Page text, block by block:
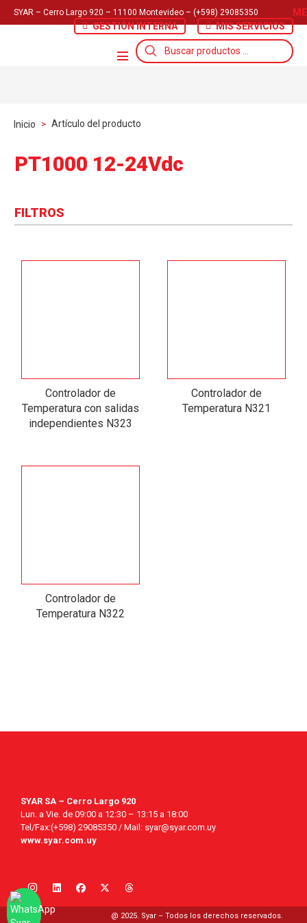
SYAR – Cerro Largo 920 – 11100 Montevideo – (+598) 29085350
GESTIÓN INTERNA
MIS SERVICIOS
Búsqueda
de
productos
Inicio > Artículo del producto
PT1000 12-24Vdc
FILTROS
Controlador de
Temperatura con salidas
independientes N323
Controlador de
Temperatura N321
Controlador de
Temperatura N322
SYAR SA – Cerro Largo 920
Lun. a Vie. de 09:00 a 12:30 – 13:15 a 18:00
Tel/Fax:(+598) 29085350 / Mail: syar@syar.com.uy
www.syar.com.uy
@ 2025. Syar – Todos los derechos reservados.